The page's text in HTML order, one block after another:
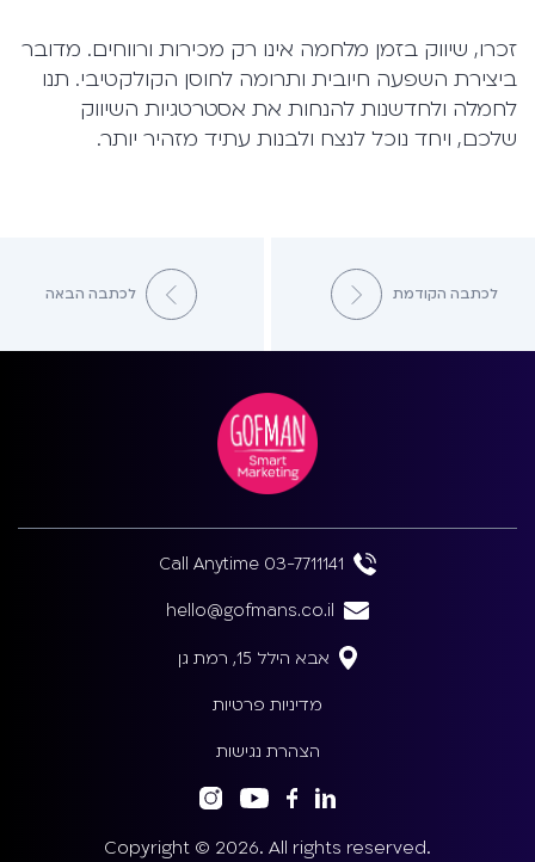
זכרו, שיווק בזמן מלחמה אינו רק מכירות ורווחים. מדובר
ביצירת השפעה חיובית ותרומה לחוסן הקולקטיבי. תנו
לחמלה ולחדשנות להנחות את אסטרטגיות השיווק
שלכם, ויחד נוכל לנצח ולבנות עתיד מזהיר יותר.
לכתבה הקודמת לכתבה הבאה
Call Anytime 03-7711141
hello@gofmans.co.il
אבא הילל 15, רמת גן
מדיניות פרטיות
הצהרת נגישות
Copyright © 2026. All rights reserved.